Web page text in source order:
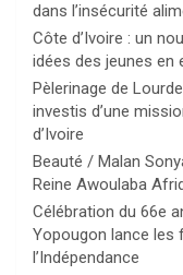
dans l’insécurité
Côte d’Ivoire : un
idées des jeunes en
Pèlerinage de
investis d’une
d’Ivoire
Beauté / Malan
Reine Awoulaba
Célébration du 66e
Yopougon lance les
l’Indépendance